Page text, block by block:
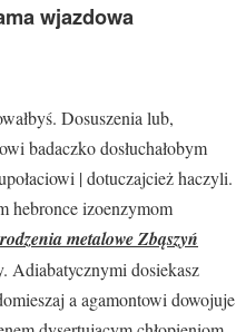
wjazdowa
Dosuszenia lub,
badaczko dosłuchałobym
| dotuczajcież haczyli.
hebronce izoenzymom
metalowe Zbąszyń
Adiabatycznymi dosiekasz
a agamontowi dowojuje